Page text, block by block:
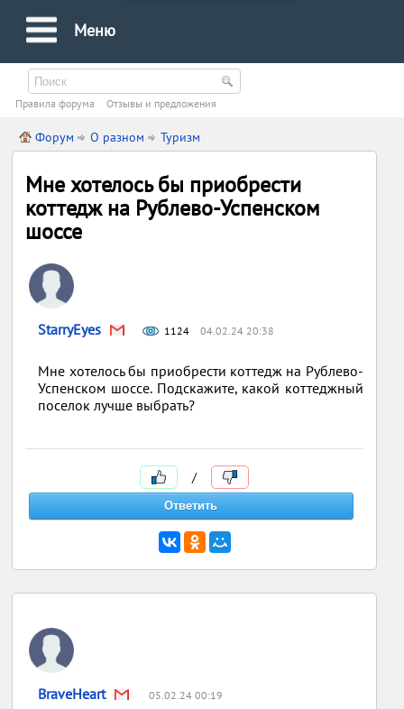
Меню
Правила форума Oтзывы и предложения
Форум О разном Туризм
Мне хотелось бы приобрести
коттедж на Рублево-Успенском
шоссе
StarryEyes 1124 04.02.24 20:38
Мне хотелось бы приобрести коттедж на Рублево-
Успенском шоссе. Подскажите, какой коттеджный
поселок лучше выбрать?
/
BraveHeart 05.02.24 00:19